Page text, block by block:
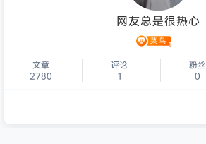
网友总是很热心
文章
2780
评论
1
粉丝
0